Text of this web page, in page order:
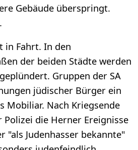
Gebäude überspringt.
in Fahrt. In den
der beiden Städte werden
Gruppen der SA
jüdischer Bürger ein
Mobiliar. Nach Kriegsende
die Herner Ereignisse
"als Judenhasser bekannte"